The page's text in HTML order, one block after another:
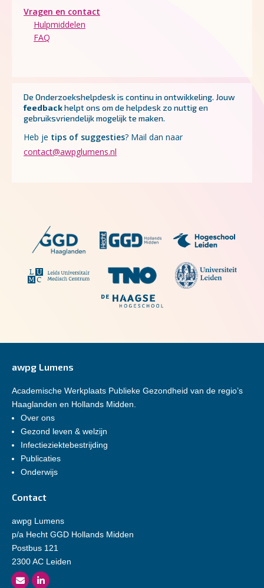
Vragen en contact
Hulpmiddelen
FAQ
De Onderzoekshelpdesk is continu in ontwikkeling. Jouw
feedbackhelpt ons om de helpdesk zo nuttig en
gebruiksvriendelijk mogelijk te maken.
Heb je tips of suggesties? Mail dan naar
contact@awpglumens.nl
awpg Lumens
Academische Werkplaats Publieke Gezondheid van de regio’s
Haaglanden en Hollands Midden.
Over ons
Gezond leven & welzijn
Infectieziektebestrijding
Publicaties
Onderwijs
Contact
awpg Lumens
p/a Hecht GGD Hollands Midden
Postbus 121
2300 AC Leiden